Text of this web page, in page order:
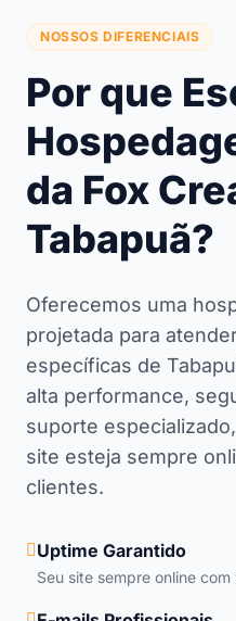
NOSSOS DIFERENCIAIS
Por que
da Fox
Tabapuã?
Oferecemos uma
projetada para
específicas de
alta performance,
suporte
site esteja sempre
clientes.
Uptime Garantido
Seu site sempre online